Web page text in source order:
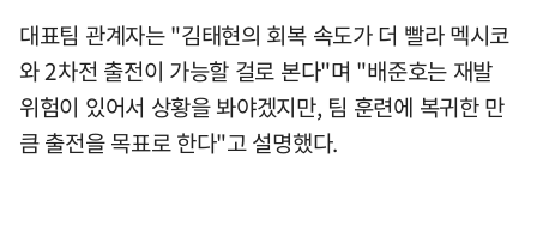
대표팀 관계자는 "김태현의 회복 속도가 더 빨라 멕시코
와 2차전 출전이 가능할 걸로 본다"며 "배준호는 재발
위험이 있어서 상황을 봐야겠지만, 팀 훈련에 복귀한 만
큼 출전을 목표로 한다"고 설명했다.